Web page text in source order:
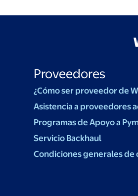
Proveedores
¿Cómo ser proveedor de
Asistencia a proveedores
Programas de Apoyo a
Servicio Backhaul
Condiciones generales de